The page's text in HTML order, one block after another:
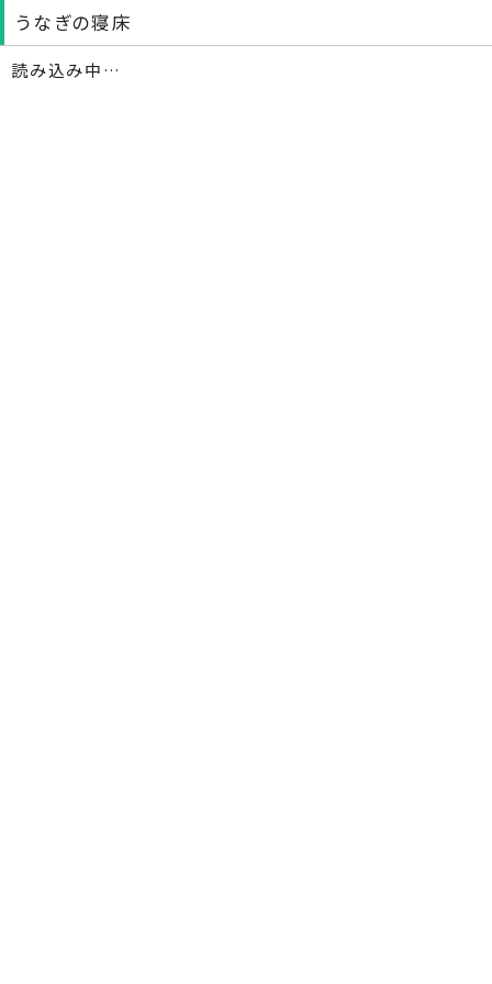
うなぎの寝床
読み込み中…